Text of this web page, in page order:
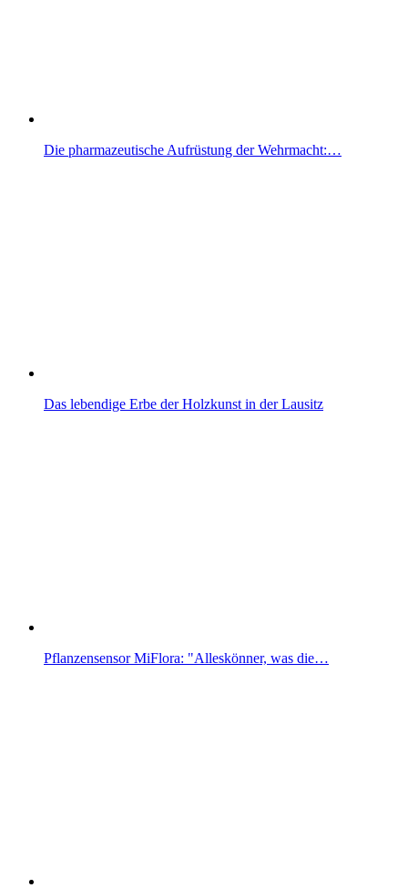
Die pharmazeutische Aufrüstung der Wehrmacht:…
Das lebendige Erbe der Holzkunst in der Lausitz
Pflanzensensor MiFlora: "Alleskönner, was die…